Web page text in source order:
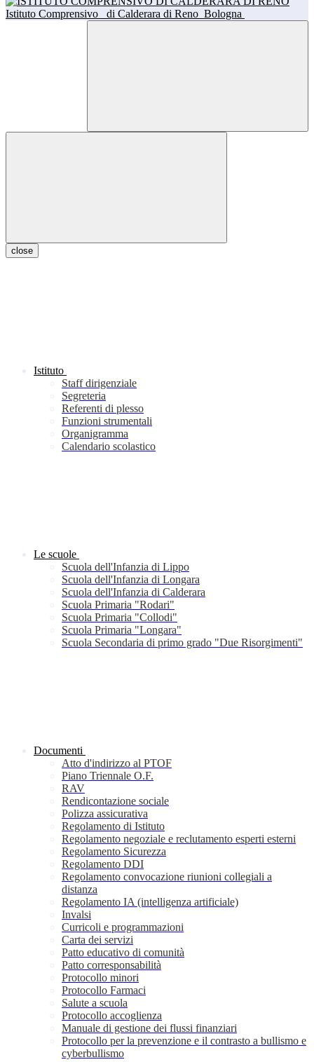
Istituto Comprensivo di Calderara di Reno Bologna
close
Istituto
Staff dirigenziale
Segreteria
Referenti di plesso
Funzioni strumentali
Organigramma
Calendario scolastico
Le scuole
Scuola dell'Infanzia di Lippo
Scuola dell'Infanzia di Longara
Scuola dell'Infanzia di Calderara
Scuola Primaria "Rodari"
Scuola Primaria "Collodi"
Scuola Primaria "Longara"
Scuola Secondaria di primo grado "Due Risorgimenti"
Documenti
Atto d'indirizzo al PTOF
Piano Triennale O.F.
RAV
Rendicontazione sociale
Polizza assicurativa
Regolamento di Istituto
Regolamento negoziale e reclutamento esperti esterni
Regolamento Sicurezza
Regolamento DDI
Regolamento convocazione riunioni collegiali a
distanza
Regolamento IA (intelligenza artificiale)
Invalsi
Curricoli e programmazioni
Carta dei servizi
Patto educativo di comunità
Patto corresponsabilità
Protocollo minori
Protocollo Farmaci
Salute a scuola
Protocollo accoglienza
Manuale di gestione dei flussi finanziari
Protocollo per la prevenzione e il contrasto a bullismo e
cyberbullismo